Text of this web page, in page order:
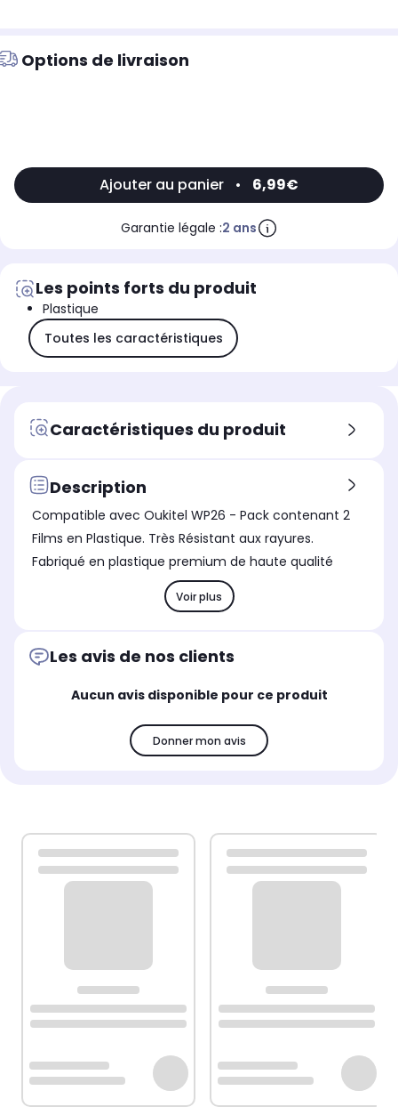
Options de livraison
Ajouter au panier • 6,99€
Garantie légale :2 ans
Les points forts du produit
Plastique
Toutes les caractéristiques
Caractéristiques du produit
Description
Compatible avec Oukitel WP26 - Pack contenant 2
Films en Plastique. Très Résistant aux rayures.
Fabriqué en plastique premium de haute qualité
Voir plus
Les avis de nos clients
Aucun avis disponible pour ce produit
Donner mon avis